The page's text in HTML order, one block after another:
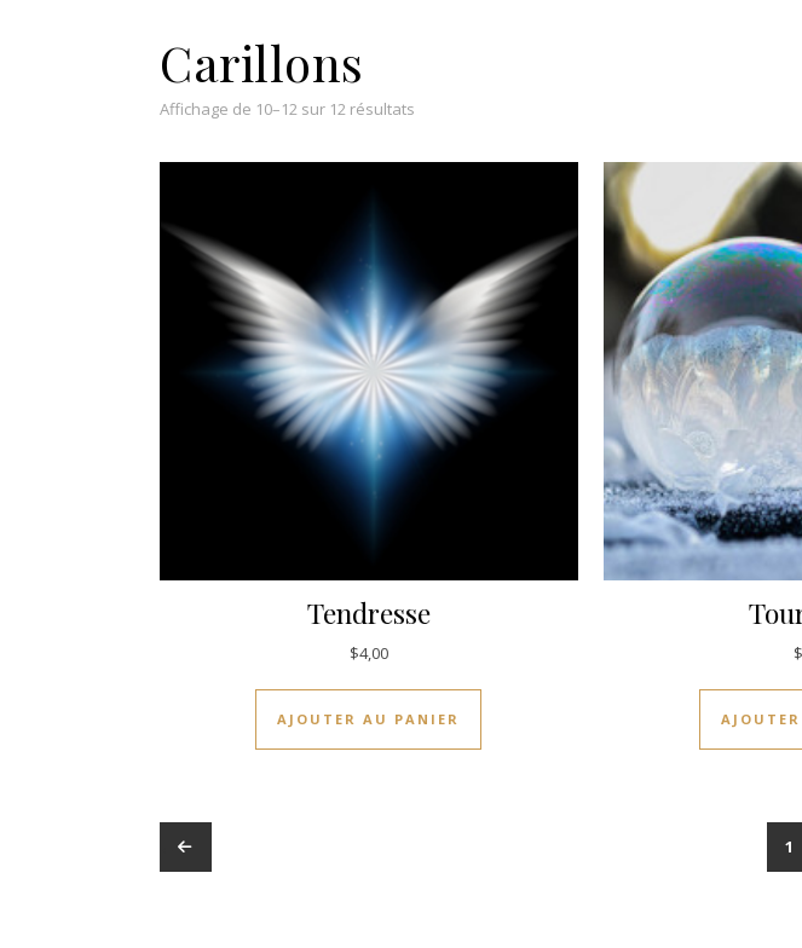
Carillons
Affichage de 10–12 sur 12 résultats
Tendresse
$4,00
AJOUTER AU PANIER
$
1